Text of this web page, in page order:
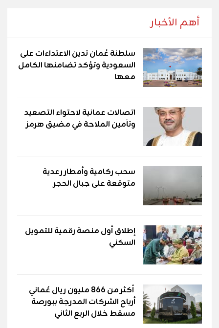
أهم الأخبار
سلطنة عُمان تدين الاعتداءات على
السعودية وتؤكد تضامنها الكامل
معها
اتصالات عمانية لاحتواء التصعيد
وتأمين الملاحة في مضيق هرمز
سحب ركامية وأمطار رعدية
متوقعة على جبال الحجر
إطلاق أول منصة رقمية للتمويل
السكني
أكثر من 866 مليون ريال عُماني
أرباح الشركات المدرجة ببورصة
مسقط خلال الربع الثاني